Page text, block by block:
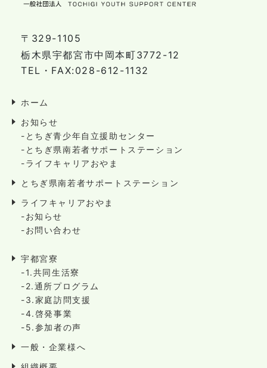
〒329-1105
栃木県宇都宮市中岡本町3772-12
TEL・FAX:028-612-1132
ホーム
お知らせ
-とちぎ青少年自立援助センター
-とちぎ県南若者サポートステーション
-ライフキャリアおやま
とちぎ県南若者サポートステーション
ライフキャリアおやま
-お知らせ
-お問い合わせ
宇都宮寮
-1.共同生活寮
-2.通所プログラム
-3.家庭訪問支援
-4.啓発事業
-5.参加者の声
一般・企業様へ